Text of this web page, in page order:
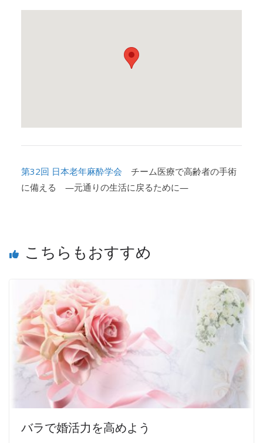
第32回 日本老年麻酔学会 チーム医療で高齢者の手術
に備える ―元通りの生活に戻るために―
こちらもおすすめ
バラで婚活力を高めよう